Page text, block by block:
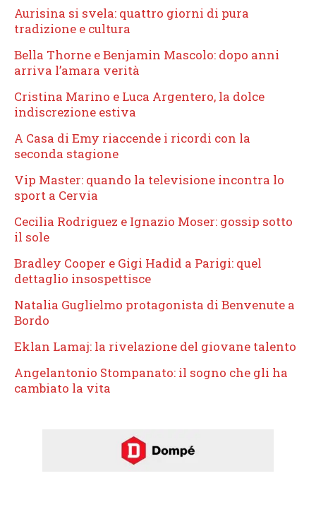
Aurisina si svela: quattro giorni di pura
tradizione e cultura
Bella Thorne e Benjamin Mascolo: dopo anni
arriva l’amara verità
Cristina Marino e Luca Argentero, la dolce
indiscrezione estiva
A Casa di Emy riaccende i ricordi con la
seconda stagione
Vip Master: quando la televisione incontra lo
sport a Cervia
Cecilia Rodriguez e Ignazio Moser: gossip sotto
il sole
Bradley Cooper e Gigi Hadid a Parigi: quel
dettaglio insospettisce
Natalia Guglielmo protagonista di Benvenute a
Bordo
Eklan Lamaj: la rivelazione del giovane talento
Angelantonio Stompanato: il sogno che gli ha
cambiato la vita